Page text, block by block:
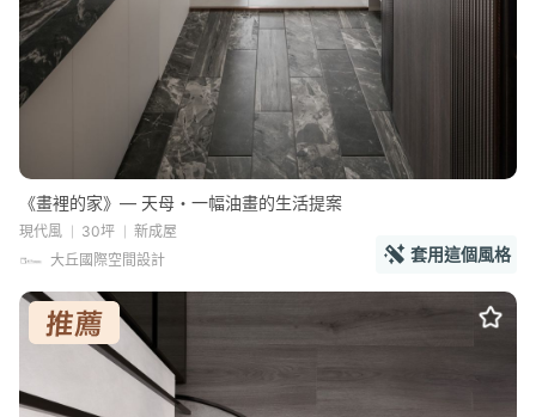
《畫裡的家》— 天母・一幅油畫的生活提案
現代風 30坪
新成屋
大丘國際空間設計
套用這個風格